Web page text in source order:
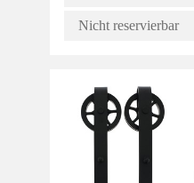
Nicht reservierbar